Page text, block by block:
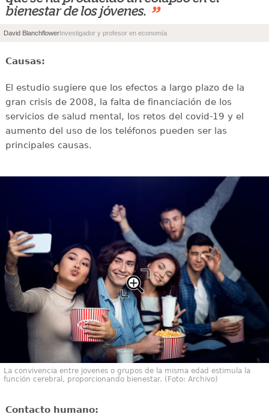
bienestar de los jóvenes. ”
David Blanchflower Investigador y profesor en economía
Causas:
El estudio sugiere que los efectos a largo plazo de la
gran crisis de 2008, la falta de financiación de los
servicios de salud mental, los retos del covid-19 y el
aumento del uso de los teléfonos pueden ser las
principales causas.
La convivencia entre jovenes o grupos de la misma edad estimula la
función cerebral, proporcionando bienestar. (Foto: Archivo)
Contacto humano: